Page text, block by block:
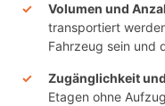
Volumen und
transportiert
Fahrzeug sein und
Zugänglichkeit
Etagen ohne